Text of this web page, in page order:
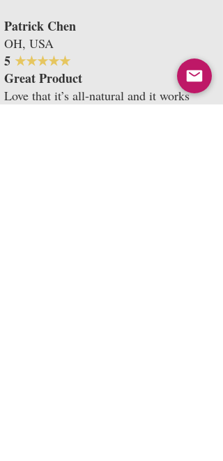
Patrick Chen
OH, USA
5 ★★★★★
Great Product
Love that it’s all-natural and it works